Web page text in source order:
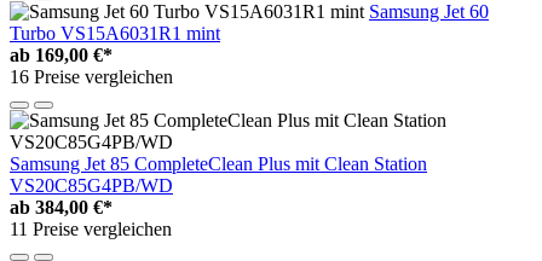
Samsung Jet 60
Turbo VS15A6031R1 mint
ab 169,00 €*
16 Preise vergleichen
Samsung Jet 85 CompleteClean Plus mit Clean Station
VS20C85G4PB/WD
ab 384,00 €*
11 Preise vergleichen